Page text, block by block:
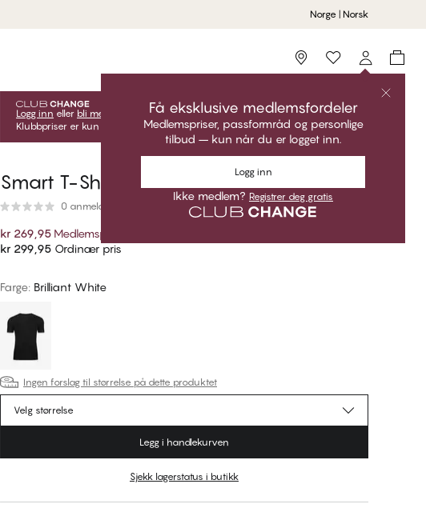
Norge | Norsk
Storefinder
Få eksklusive medlemsfordeler
Medlemspriser, passformråd og personlige
tilbud – kun når du er logget inn.
Logg inn
Ikke medlem? Registrer deg gratis
Logg inn eller bli medlem
lås opp dine eksklusive medlemstilbud!
Klubbpriser er kun gyldige når du er innlogget.
Smart T-Shirt med V-hals
0 anmeldelser
kr 269,95 Medlemspris
kr 299,95 Ordinær pris
Farge: Brilliant White
Ingen forslag til størrelse på dette produktet
Velg størrelse
Legg i handlekurven
Sjekk lagerstatus i butikk